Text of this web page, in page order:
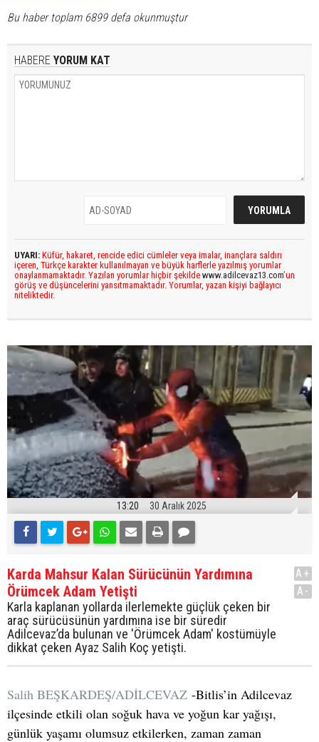
Bu haber toplam 6899 defa okunmuştur
HABERE YORUM KAT
UYARI: Küfür, hakaret, rencide edici cümleler veya imalar, inançlara saldırı
içeren, Türkçe karakter kullanılmayan ve büyük harflerle yazılmış yorumlar
onaylanmamaktadır. Yazılan yorumlar hiçbir şekilde www.adilcevaz13.com’un
görüş ve düşüncelerini yansıtmamaktadır. Yorumlar, yazan kişiyi bağlayıcı
niteliktedir.
13:20 30 Aralık 2025
Karda Mahsur Kalan Sürücünün Yardımına
Örümcek Adam Yetişti
Karla kaplanan yollarda ilerlemekte güçlük çeken bir
araç sürücüsünün yardımına ise bir süredir
Adilcevaz’da bulunan ve 'Örümcek Adam' kostümüyle
dikkat çeken Ayaz Salih Koç yetişti.
A+
A-
Salih BEŞKARDEŞ/ADİLCEVAZ -Bitlis’in Adilcevaz
ilçesinde etkili olan soğuk hava ve yoğun kar yağışı,
günlük yaşamı olumsuz etkilerken, zaman zaman